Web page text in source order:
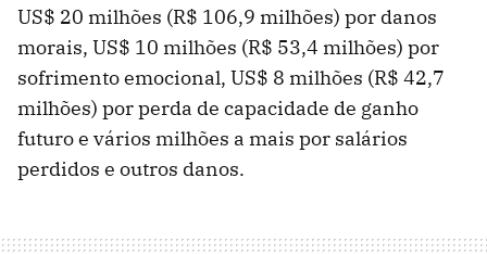
US$ 20 milhões (R$ 106,9 milhões) por danos
morais, US$ 10 milhões (R$ 53,4 milhões) por
sofrimento emocional, US$ 8 milhões (R$ 42,7
milhões) por perda de capacidade de ganho
futuro e vários milhões a mais por salários
perdidos e outros danos.